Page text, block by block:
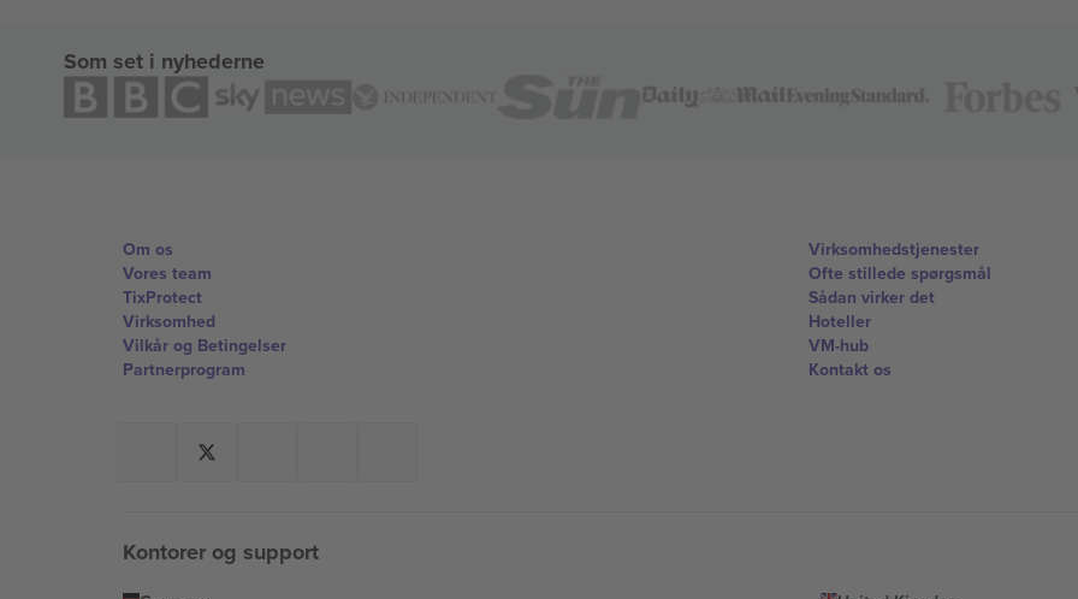
Som set i nyhederne
Om os
Vores team
TixProtect
Virksomhed
Vilkår og Betingelser
Partnerprogram
Virksomhedstjenester
Ofte stillede spørgsmål
Sådan virker det
Hoteller
VM-hub
Kontakt os
Kontorer og support